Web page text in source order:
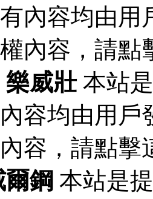
內容均由用
內容，請點
樂威壯本站
容均由用
容，請點擊
爾鋼 本站是